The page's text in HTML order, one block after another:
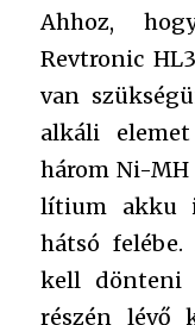
Ahhoz,
Revtronic
van
alkáli
három Ni-MH
lítium akku
hátsó
kell dönteni
részén lévő